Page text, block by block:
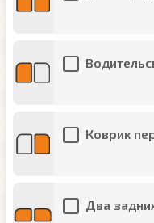
Коврик
Два